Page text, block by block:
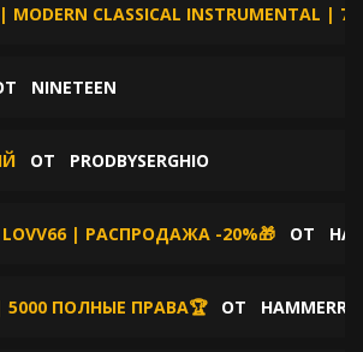
MODERN CLASSICAL INSTRUMENTAL |
NINETEEN
ОТ PRODBYSERGHIO
LOVV66 | РАСПРОДАЖА -20%🎁 ОТ
5000 ПОЛНЫЕ ПРАВА🏆ОТ